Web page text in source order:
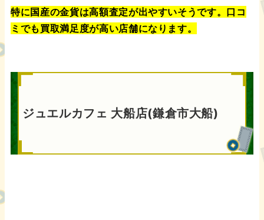
特に国産の金貨は高額査定が出やすいそうです。口コ
ミでも買取満足度が高い店舗になります。
ジュエルカフェ 大船店(鎌倉市大船)